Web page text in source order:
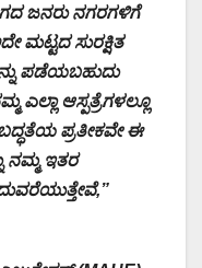
ಜನರು ನಗರಗಳಿಗೆ
ಮಟ್ಟದ ಸುರಕ್ಷಿತ
ಪಡೆಯಬಹುದು
ಎಲ್ಲಾ ಆಸ್ಪತ್ರೆಗಳಲ್ಲೂ
ಪ್ರತೀಕವೇ ಈ
ನಮ್ಮ ಇತರ